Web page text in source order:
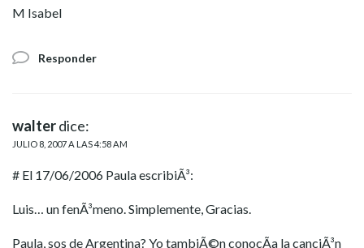
M Isabel
Responder
walterdice:
JULIO 8, 2007 A LAS 4:58 AM
# El 17/06/2006 Paula escribiÃ³:
Luis… un fenÃ³meno. Simplemente, Gracias.
Paula, sos de Argentina? Yo tambiÃ©n conocÃ­a la canciÃ³n